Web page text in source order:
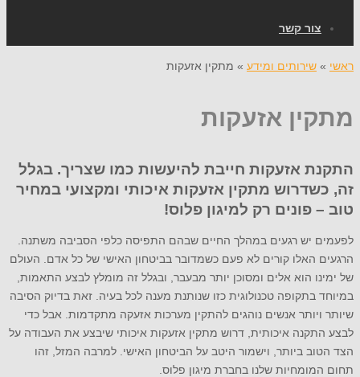
צור קשר
ראשי » שירותים ומידע » מתקין אזעקות
מתקין אזעקות
התקנת אזעקות חייבת להיעשות כמו שצריך. בגלל
זה, כשדרוש מתקין אזעקות איכותי ומקצועי במחיר
טוב – פונים רק למיגון פלוס!
לפעמים יש רגעים במהלך החיים שבהם התפיסה כלפי הסביבה משתנה.
הרגעים האלו קורים לא פעם כשמדובר בביטחון האישי של כל אדם. העולם
של ימינו הוא אלים ומסוכן יותר מבעבר, ובגלל זה מומלץ לבצע התאמות,
במיוחד בתקופה טכנולוגית כזו שנותנת מענה לכל בעיה. זאת בדיוק הסיבה
שיותר ויותר אנשים נוהגים להתקין מערכות אזעקה מתקדמות. אבל כדי
לבצע התקנה איכותית, דרוש מתקין אזעקות איכותי שיבצע את העבודה על
הצד הטוב ביותר, וישמור היטב על הביטחון האישי. למרבה המזל, זהו
תחום המומחיות שלנו בחברת מיגון פלוס.